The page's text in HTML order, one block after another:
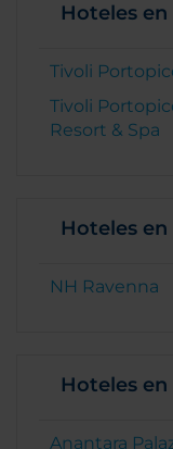
Hoteles
Tivoli
Tivoli
Resort & Spa
Hoteles en
NH Ravenna
Hoteles en
Anantara